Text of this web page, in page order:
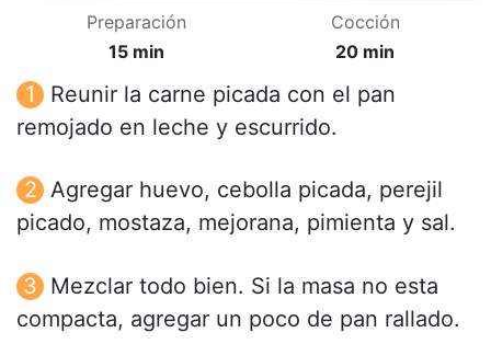
Preparación
15 min
Cocción
20 min
Reunir la carne picada con el pan
remojado en leche y escurrido.
Agregar huevo, cebolla picada, perejil
picado, mostaza, mejorana, pimienta y sal.
Mezclar todo bien. Si la masa no esta
compacta, agregar un poco de pan rallado.